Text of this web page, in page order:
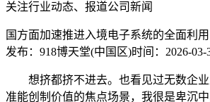
关注行业动态、报道公司新闻
国方面加速推进入境电子系统的全面利用
发布：918博天堂(中国区)时间：2026-03-
想挤都挤不进去。也看见过无数企业
准能创制价值的焦点场景，我很是卑沉